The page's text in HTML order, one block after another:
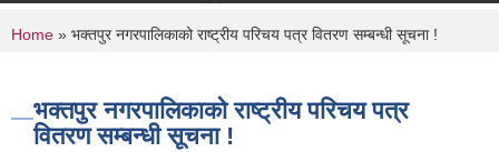
You are here
Home » भक्तपुर नगरपालिकाको राष्ट्रीय परिचय पत्र वितरण सम्बन्धी सूचना !
भक्तपुर नगरपालिकाको राष्ट्रीय परिचय पत्र
वितरण सम्बन्धी सूचना !